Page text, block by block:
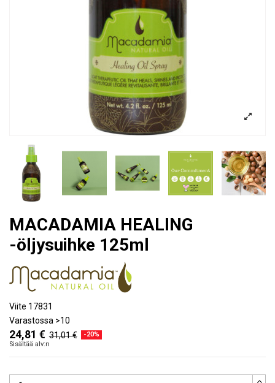
MACADAMIA HEALING
-öljysuihke 125ml
Viite 17831
Varastossa >10
24,81 € 31,01 €
-20%
Sisältää alv:n